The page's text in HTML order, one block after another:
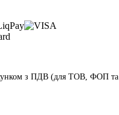
з ПДВ (для ТОВ, ФОП та